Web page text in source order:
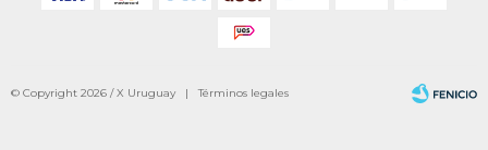
© Copyright 2026 / X Uruguay |Términos legales